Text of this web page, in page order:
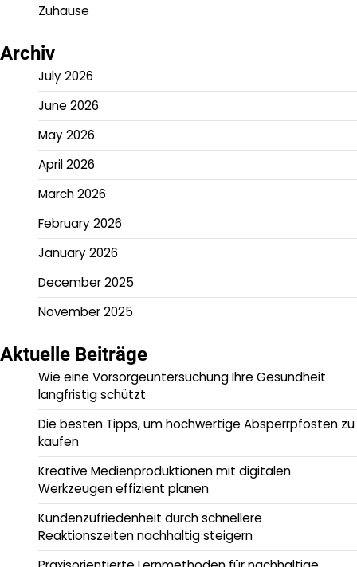
Zuhause
Archiv
July 2026
June 2026
May 2026
April 2026
March 2026
February 2026
January 2026
December 2025
November 2025
Aktuelle Beiträge
Wie eine Vorsorgeuntersuchung Ihre Gesundheit
langfristig schützt
Die besten Tipps, um hochwertige Absperrpfosten zu
kaufen
Kreative Medienproduktionen mit digitalen
Werkzeugen effizient planen
Kundenzufriedenheit durch schnellere
Reaktionszeiten nachhaltig steigern